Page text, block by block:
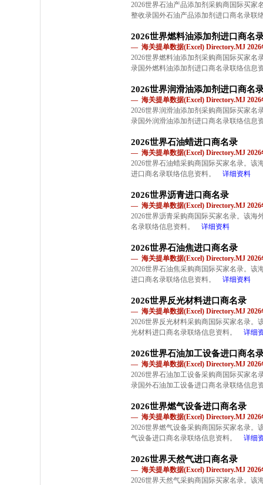
2026世界石油产品添加剂采购商国际买家
整收录国外石油产品添加剂进口商名录联
2026世界燃料油添加剂进口商名
— 海关提单数据(Excel) Directory.MJ 2026
2026世界燃料油添加剂采购商国际买家名
录国外燃料油添加剂进口商名录联络信息
2026世界润滑油添加剂进口商名
— 海关提单数据(Excel) Directory.MJ 2026
2026世界润滑油添加剂采购商国际买家名
录国外润滑油添加剂进口商名录联络信息
2026世界石油蜡进口商名录
— 海关提单数据(Excel) Directory.MJ 2026
2026世界石油蜡采购商国际买家名录。该
进口商名录联络信息资料。
详细资料
2026世界沥青进口商名录
— 海关提单数据(Excel) Directory.MJ 2026
2026世界沥青采购商国际买家名录。该海
名录联络信息资料。
详细资料
2026世界石油焦进口商名录
— 海关提单数据(Excel) Directory.MJ 2026
2026世界石油焦采购商国际买家名录。该
进口商名录联络信息资料。
详细资料
2026世界反光材料进口商名录
— 海关提单数据(Excel) Directory.MJ 2026
2026世界反光材料采购商国际买家名录。
光材料进口商名录联络信息资料。
详细
2026世界石油加工设备进口商名
— 海关提单数据(Excel) Directory.MJ 2026
2026世界石油加工设备采购商国际买家名
录国外石油加工设备进口商名录联络信息
2026世界燃气设备进口商名录
— 海关提单数据(Excel) Directory.MJ 2026
2026世界燃气设备采购商国际买家名录。
气设备进口商名录联络信息资料。
详细
2026世界天然气进口商名录
— 海关提单数据(Excel) Directory.MJ 2026
2026世界天然气采购商国际买家名录。该